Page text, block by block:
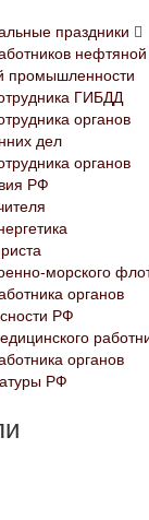
праздники
промышленности
ГИБДД
органов
дел
органов
РФ
морского
органов
РФ
органов
РФ